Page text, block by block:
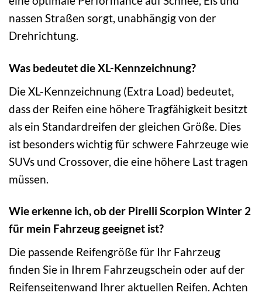
nassen Straßen sorgt, unabhängig von der
Drehrichtung.
Was bedeutet die XL-Kennzeichnung?
Die XL-Kennzeichnung (Extra Load) bedeutet,
dass der Reifen eine höhere Tragfähigkeit besitzt
als ein Standardreifen der gleichen Größe. Dies
ist besonders wichtig für schwere Fahrzeuge wie
SUVs und Crossover, die eine höhere Last tragen
müssen.
Wie erkenne ich, ob der Pirelli Scorpion Winter 2
für mein Fahrzeug geeignet ist?
Die passende Reifengröße für Ihr Fahrzeug
finden Sie in Ihrem Fahrzeugschein oder auf der
Reifenseitenwand Ihrer aktuellen Reifen. Achten